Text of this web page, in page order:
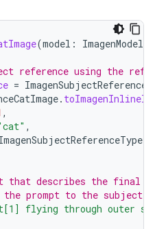
(model : ImagenModel
reference using the
= ImagenSubjectReference
.
,
,
that describes the final
prompt to the subject
flying through outer